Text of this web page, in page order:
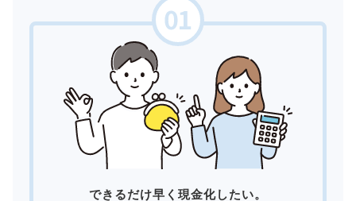
できるだけ早く現金化したい。